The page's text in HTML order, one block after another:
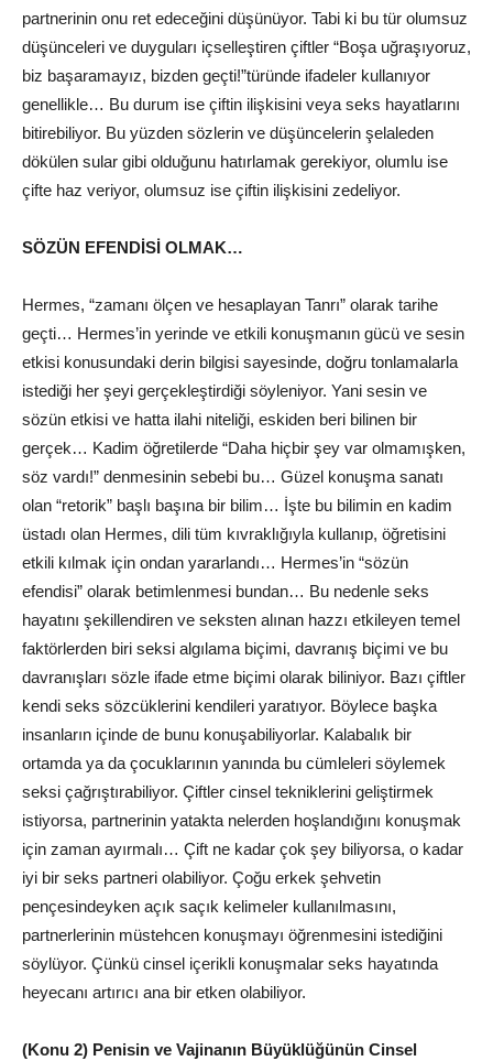
partnerinin onu ret edeceğini düşünüyor. Tabi ki bu tür olumsuz
düşünceleri ve duyguları içselleştiren çiftler “Boşa uğraşıyoruz,
biz başaramayız, bizden geçti!”türünde ifadeler kullanıyor
genellikle… Bu durum ise çiftin ilişkisini veya seks hayatlarını
bitirebiliyor. Bu yüzden sözlerin ve düşüncelerin şelaleden
dökülen sular gibi olduğunu hatırlamak gerekiyor, olumlu ise
çifte haz veriyor, olumsuz ise çiftin ilişkisini zedeliyor.
SÖZÜN EFENDİSİ OLMAK…
Hermes, “zamanı ölçen ve hesaplayan Tanrı” olarak tarihe
geçti… Hermes’in yerinde ve etkili konuşmanın gücü ve sesin
etkisi konusundaki derin bilgisi sayesinde, doğru tonlamalarla
istediği her şeyi gerçekleştirdiği söyleniyor. Yani sesin ve
sözün etkisi ve hatta ilahi niteliği, eskiden beri bilinen bir
gerçek… Kadim öğretilerde “Daha hiçbir şey var olmamışken,
söz vardı!” denmesinin sebebi bu… Güzel konuşma sanatı
olan “retorik” başlı başına bir bilim… İşte bu bilimin en kadim
üstadı olan Hermes, dili tüm kıvraklığıyla kullanıp, öğretisini
etkili kılmak için ondan yararlandı… Hermes’in “sözün
efendisi” olarak betimlenmesi bundan… Bu nedenle seks
hayatını şekillendiren ve seksten alınan hazzı etkileyen temel
faktörlerden biri seksi algılama biçimi, davranış biçimi ve bu
davranışları sözle ifade etme biçimi olarak biliniyor. Bazı çiftler
kendi seks sözcüklerini kendileri yaratıyor. Böylece başka
insanların içinde de bunu konuşabiliyorlar. Kalabalık bir
ortamda ya da çocuklarının yanında bu cümleleri söylemek
seksi çağrıştırabiliyor. Çiftler cinsel tekniklerini geliştirmek
istiyorsa, partnerinin yatakta nelerden hoşlandığını konuşmak
için zaman ayırmalı… Çift ne kadar çok şey biliyorsa, o kadar
iyi bir seks partneri olabiliyor. Çoğu erkek şehvetin
pençesindeyken açık saçık kelimeler kullanılmasını,
partnerlerinin müstehcen konuşmayı öğrenmesini istediğini
söylüyor. Çünkü cinsel içerikli konuşmalar seks hayatında
heyecanı artırıcı ana bir etken olabiliyor.
(Konu 2) Penisin ve Vajinanın Büyüklüğünün Cinsel